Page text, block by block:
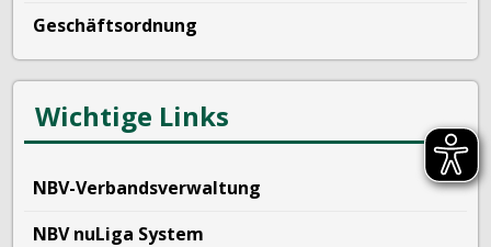
Geschäftsordnung
Wichtige Links
NBV-Verbandsverwaltung
NBV nuLiga System